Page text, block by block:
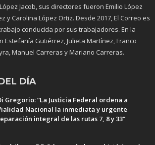
Jacob, sus directores fueron Emilio López
y Carolina López Ortiz. Desde 2017, El Correo es
conducida por sus trabajadores. En la
Estefanía Gutiérrez, Julieta Martínez, Franco
Manuel Carreras y Mariano Carreras.
DÍA
Gregorio: “La Justicia Federal ordena a
Nacional la inmediata y urgente
integral de las rutas 7, 8 y 33”